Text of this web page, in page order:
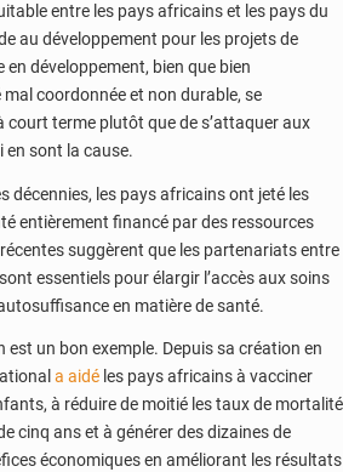
entre les pays africains et les pays du
au développement pour les projets de
développement, bien que bien
coordonnée et non durable, se
court terme plutôt que de s’attaquer aux
en sont la cause.
décennies, les pays africains ont jeté les
entièrement financé par des ressources
suggèrent que les partenariats entre
essentiels pour élargir l’accès aux soins
en matière de santé.
est un bon exemple. Depuis sa création en
a aidé les pays africains à vacciner
à réduire de moitié les taux de mortalité
cinq ans et à générer des dizaines de
économiques en améliorant les résultats